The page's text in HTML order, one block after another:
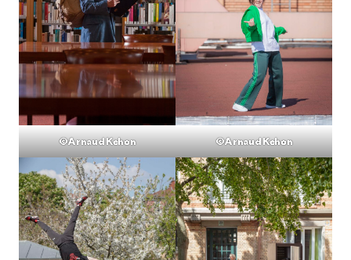
©Arnaud Kehon ©Arnaud Kehon